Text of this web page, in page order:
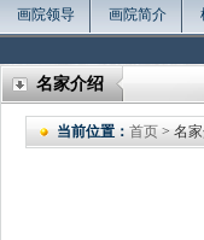
画院领导
画院简介
名家介绍
当前位置： 首页 > 名